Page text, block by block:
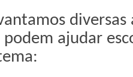
diversas
ajudar